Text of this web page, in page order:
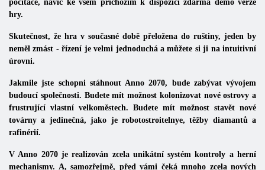
počítače, navíc ke všem příchozím k dispozici zdarma demo verze
hry.
Skutečnost, že hra v současné době přeložena do ruštiny, jeden by
neměl zmást - řízení je velmi jednoduchá a můžete si ji na intuitivní
úrovni.
Jakmile jste schopni stáhnout Anno 2070, bude zabývat vývojem
budoucí společnosti. Budete mít možnost kolonizovat nové ostrovy a
frustrující vlastní velkoměstech. Budete mít možnost stavět nové
továrny a jedinečná, jako je robotostroitelnye, těžby diamantů a
rafinérií.
V Anno 2070 je realizován zcela unikátní systém kontroly a herní
mechanismy. A, samozřejmě, před vámi čeká mnoho zcela nových